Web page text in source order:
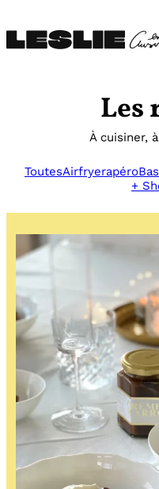
au
contenu
Les
À cuisiner,
ToutesAirfryerapéro
+